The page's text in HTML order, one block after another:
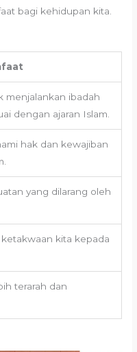
bagi kehidupan kita.
menjalankan ibadah
dengan ajaran Islam.
hak dan kewajiban
yang dilarang oleh
kita kepada
terarah dan